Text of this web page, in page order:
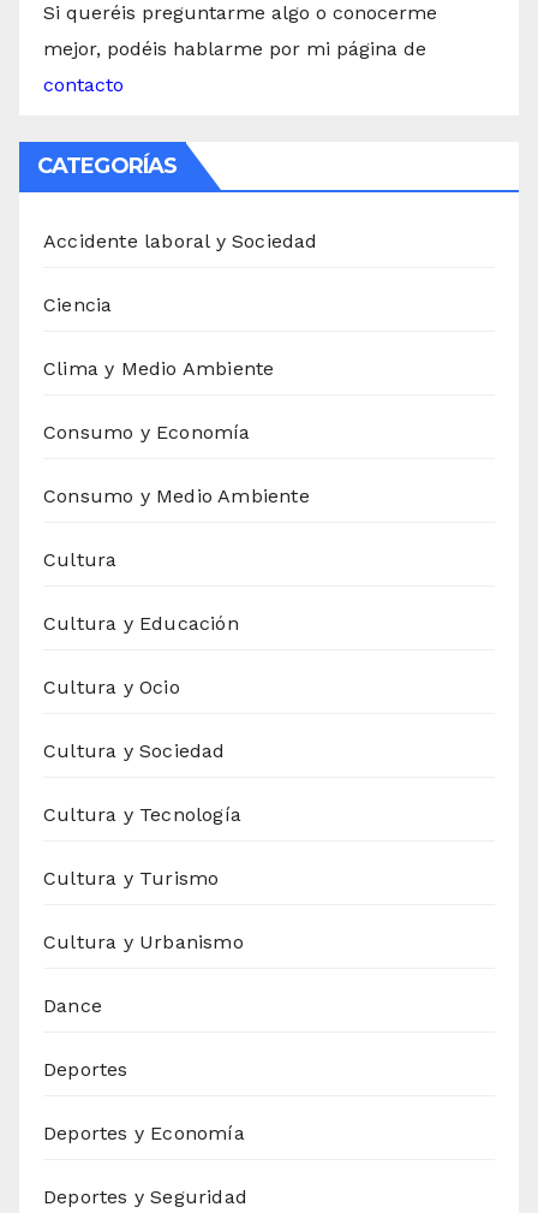
Si queréis preguntarme algo o conocerme
mejor, podéis hablarme por mi página de
contacto
CATEGORÍAS
Accidente laboral y Sociedad
Ciencia
Clima y Medio Ambiente
Consumo y Economía
Consumo y Medio Ambiente
Cultura
Cultura y Educación
Cultura y Ocio
Cultura y Sociedad
Cultura y Tecnología
Cultura y Turismo
Cultura y Urbanismo
Dance
Deportes
Deportes y Economía
Deportes y Seguridad